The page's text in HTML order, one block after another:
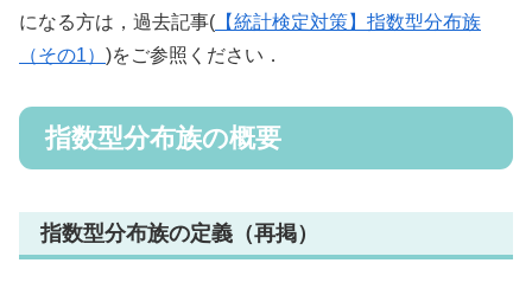
になる方は，過去記事( 【統計検定対策】指数型分布族
（その1） )をご参照ください．
指数型分布族の概要
指数型分布族の定義（再掲）